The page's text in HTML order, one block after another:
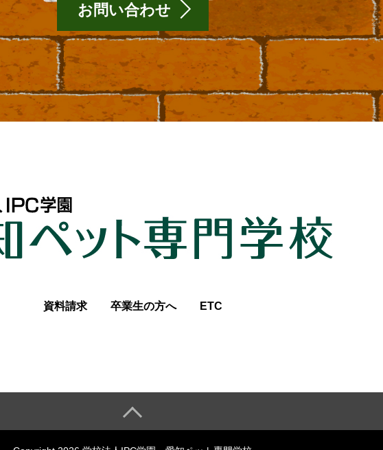
お問い合わせ
資料請求 卒業生の方へ ETC